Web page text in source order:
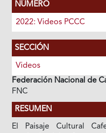
NÚMERO
2022: Videos PCCC
SECCIÓN
Videos
Federación Nacional de
FNC
RESUMEN
El Paisaje Cultural